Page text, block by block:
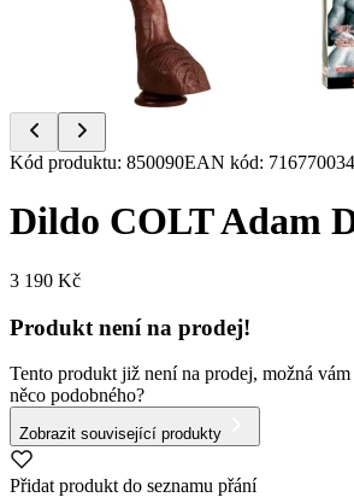
Item
of
Kód produktu: 850090EAN kód:
Dildo COLT Adam
3 190 Kč
Produkt není na prodej!
Tento produkt již není na prodej, možná
něco podobného?
Zobrazit související produkty
Přidat produkt do seznamu přání